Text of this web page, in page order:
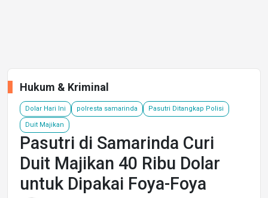
Hukum & Kriminal
Dolar Hari Ini polresta samarinda Pasutri Ditangkap Polisi
Duit Majikan
Pasutri di Samarinda Curi
Duit Majikan 40 Ribu Dolar
untuk Dipakai Foya-Foya